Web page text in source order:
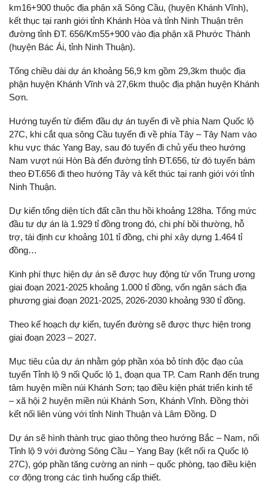
km16+900 thuộc địa phận xã Sông Cầu, (huyện Khánh Vĩnh),
kết thục tại ranh giới tỉnh Khánh Hòa và tỉnh Ninh Thuận trên
đường tỉnh ĐT. 656/Km55+900 vào địa phận xã Phước Thành
(huyện Bác Ái, tỉnh Ninh Thuận).
Tổng chiều dài dự án khoảng 56,9 km gồm 29,3km thuộc địa
phận huyện Khánh Vĩnh và 27,6km thuộc địa phận huyện Khánh
Sơn.
Hướng tuyến từ điểm đầu dự án tuyến đi về phía Nam Quốc lộ
27C, khi cắt qua sông Cầu tuyến đi về phía Tây – Tây Nam vào
khu vực thác Yang Bay, sau đó tuyến đi chủ yếu theo hướng
Nam vượt núi Hòn Bà đến đường tỉnh ĐT.656, từ đó tuyến bám
theo ĐT.656 đi theo hướng Tây và kết thúc tại ranh giới với tỉnh
Ninh Thuận.
Dự kiến tổng diện tích đất cần thu hồi khoảng 128ha. Tổng mức
đầu tư dự án là 1.929 tỉ đồng trong đó, chi phí bồi thường, hỗ
trợ, tái định cư khoảng 101 tỉ đồng, chi phí xây dựng 1.464 tỉ
đồng…
Kinh phí thực hiện dự án sẽ được huy động từ vốn Trung ương
giai đoạn 2021-2025 khoảng 1.000 tỉ đồng, vốn ngân sách địa
phương giai đoạn 2021-2025, 2026-2030 khoảng 930 tỉ đồng.
Theo kế hoạch dự kiến, tuyến đường sẽ được thực hiện trong
giai đoạn 2023 – 2027.
Mục tiêu của dự án nhằm góp phần xóa bỏ tính độc đạo của
tuyến Tỉnh lộ 9 nối Quốc lộ 1, đoạn qua TP. Cam Ranh đến trung
tâm huyện miền núi Khánh Sơn; tạo điều kiện phát triển kinh tế
– xã hội 2 huyện miền núi Khánh Sơn, Khánh Vĩnh. Đồng thời
kết nối liên vùng với tỉnh Ninh Thuận và Lâm Đồng. D
Dự án sẽ hình thành trục giao thông theo hướng Bắc – Nam, nối
Tỉnh lộ 9 với đường Sông Cầu – Yang Bay (kết nối ra Quốc lộ
27C), góp phần tăng cường an ninh – quốc phòng, tạo điều kiện
cơ động trong các tình huống cấp thiết.